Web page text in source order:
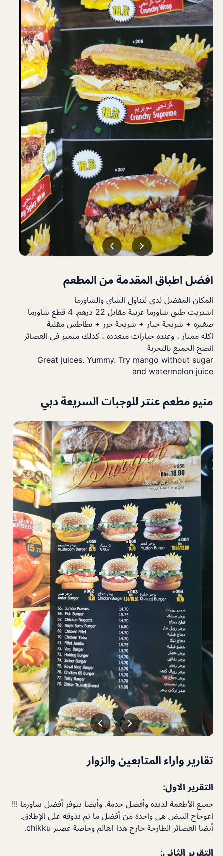
افضل اطباق المقدمة من المطعم
المكان المفضل لدي لتناول الشاي والشاورما
اشتريت طبق شاورما عربية مقابل 22 درهم. 4 قطع شاورما
صغيرة + شريحة خيار + شريحة جزر + بطاطس مقلية
اكله ممتاز ، وعنده خيارات متعددة ، كذلك متميز في العصائر
انصح الجميع بالتجربة
Great juices. Yummy. Try mango without sugar
and watermelon juice
منيو مطعم عنتر للوجبات السريعة دبي
تقارير واراء المتابعين والزوار
التقرير الاول:
جميع الأطعمة لذيذة وأفضل خدمة. وأيضا يتوفر أفضل شاورما !!!
اعوجاج البيض هي واحدة من أفضل ما تم تذوقه على الإطلاق.
أيضا العصائر الطازجة خارج هذا العالم وخاصة عصير chikku.
التقرير الثاني: